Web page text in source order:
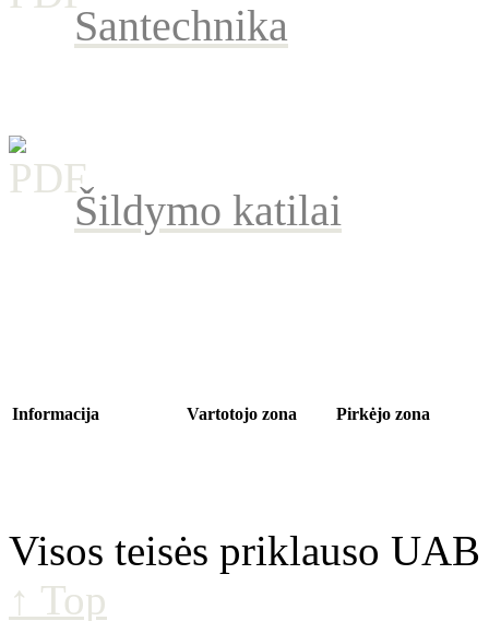
Santechnika
Šildymo katilai
Informacija
Vartotojo zona
Pirkėjo zona
Visos teisės priklauso
↑ Top